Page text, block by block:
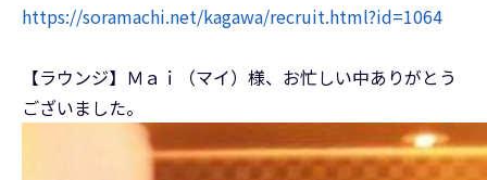
https://soramachi.net/kagawa/recruit.html?id=1064
【ラウンジ】Ｍａｉ（マイ）様、お忙しい中ありがとう
ございました。